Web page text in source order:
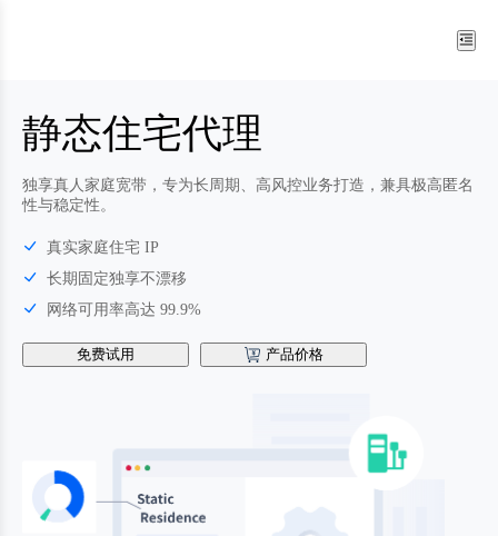
静态住宅代理
独享真人家庭宽带，专为长周期、高风控业务打造，兼具极高匿名
性与稳定性。
真实家庭住宅 IP
长期固定独享不漂移
网络可用率高达 99.9%
免费试用 产品价格